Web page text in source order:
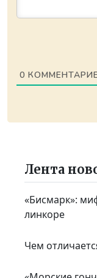
0
Лента
«Бисмарк»:
линкоре
Чем